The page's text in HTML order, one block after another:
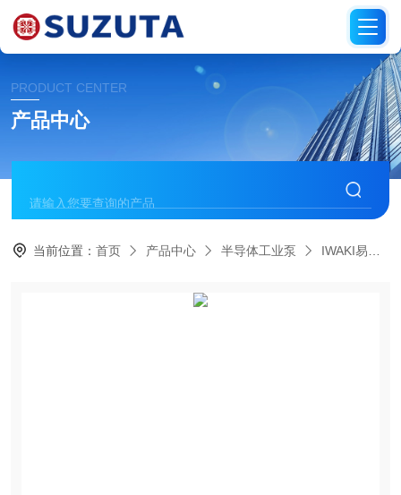
PRODUCT CENTER
产品中心
当前位置：首页 产品中心 半导体工业泵 IWAKI易威奇